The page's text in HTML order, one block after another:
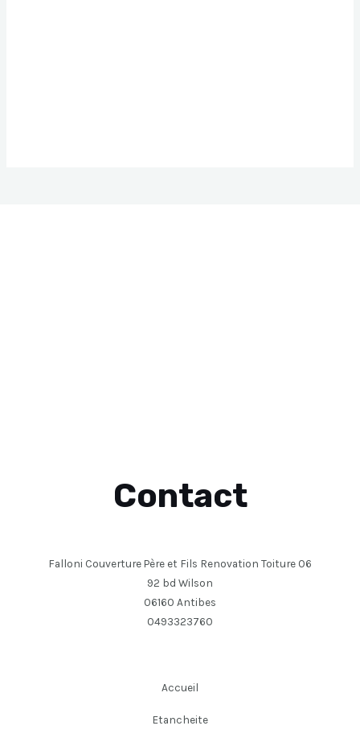
Contact
Falloni Couverture Père et Fils Renovation Toiture 06
92 bd Wilson
06160 Antibes
0493323760
Accueil
Etancheite